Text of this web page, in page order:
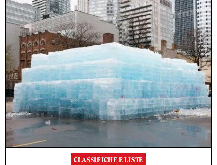
CLASSIFICHE E LISTE